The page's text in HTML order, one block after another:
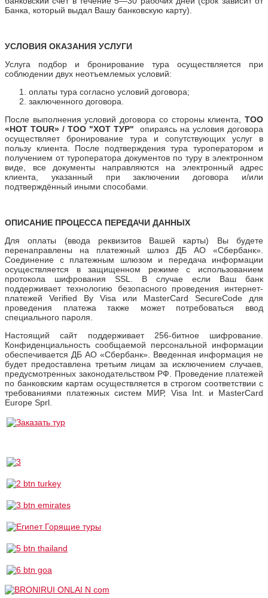
Банка, который выдал Вашу банковскую карту).
УСЛОВИЯ ОКАЗАНИЯ УСЛУГИ
Услуга подбор и бронирование тура осуществляется при
соблюдении двух неотъемлемых условий:
оплаты тура согласно условий договора;
заключенного договора.
После выполнения условий договора со стороны клиента, ТОО
«HOT TOUR» / ТОО "ХОТ ТУР"
опираясь на условия договора
осуществляет бронирование тура и сопутствующих услуг в
пользу клиента. После подтверждения тура туроператором и
получением от туроператора документов по туру в электронном
виде, все документы направляются на электронный адрес
клиента, указанный при заключении договора и/или
подтверждённый иными способами.
ОПИСАНИЕ ПРОЦЕССА ПЕРЕДАЧИ ДАННЫХ
Для оплаты (ввода реквизитов Вашей карты) Вы будете
перенаправлены на платежный шлюз ДБ АО «Сбербанк».
Соединение с платежным шлюзом и передача информации
осуществляется в защищенном режиме с использованием
протокола шифрования SSL. В случае если Ваш банк
поддерживает технологию безопасного проведения интернет-
платежей Verified By Visa или MasterCard SecureCode для
проведения платежа также может потребоваться ввод
специального пароля.
Настоящий сайт поддерживает 256-битное шифрование.
Конфиденциальность сообщаемой персональной информации
обеспечивается ДБ АО «Сбербанк». Введенная информация не
будет предоставлена третьим лицам за исключением случаев,
предусмотренных законодательством РФ. Проведение платежей
по банковским картам осуществляется в строгом соответствии с
требованиями платежных систем МИР, Visa Int. и MasterCard
Europe Sprl.